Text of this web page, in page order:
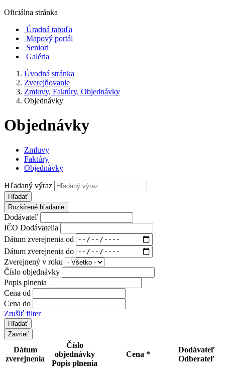
Oficiálna stránka
Úradná tabuľa
Mapový portál
Seniori
Galéria
Úvodná stránka
Zverejňovanie
Zmluvy, Faktúry, Objednávky
Objednávky
Objednávky
Zmluvy
Faktúry
Objednávky
Hľadaný výraz
Hľadať
Rozšírené hľadanie
Dodávateľ
IČO Dodávatelia
Dátum zverejnenia od
Dátum zverejnenia do
Zverejnený v roku
Číslo objednávky
Popis plnenia
Cena od
Cena do
Zrušiť filter
Zavrieť
Dátum
zverejnenia
Číslo
objednávky
Popis plnenia
Cena *
Dodávateľ
Odberateľ